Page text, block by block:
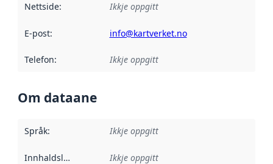
Nettside: Ikkje oppgitt
E-post: info@kartverket.no
Telefon: Ikkje oppgitt
Om dataane
Språk: Ikkje oppgitt
Innhaldsleverandørar :
Ikkje oppgitt